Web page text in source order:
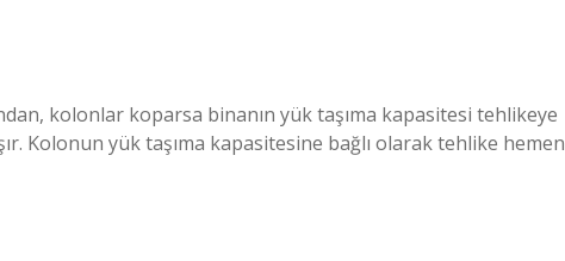
kolonlar koparsa binanın yük taşıma kapasitesi tehlikeye
Kolonun yük taşıma kapasitesine bağlı olarak tehlike hemen